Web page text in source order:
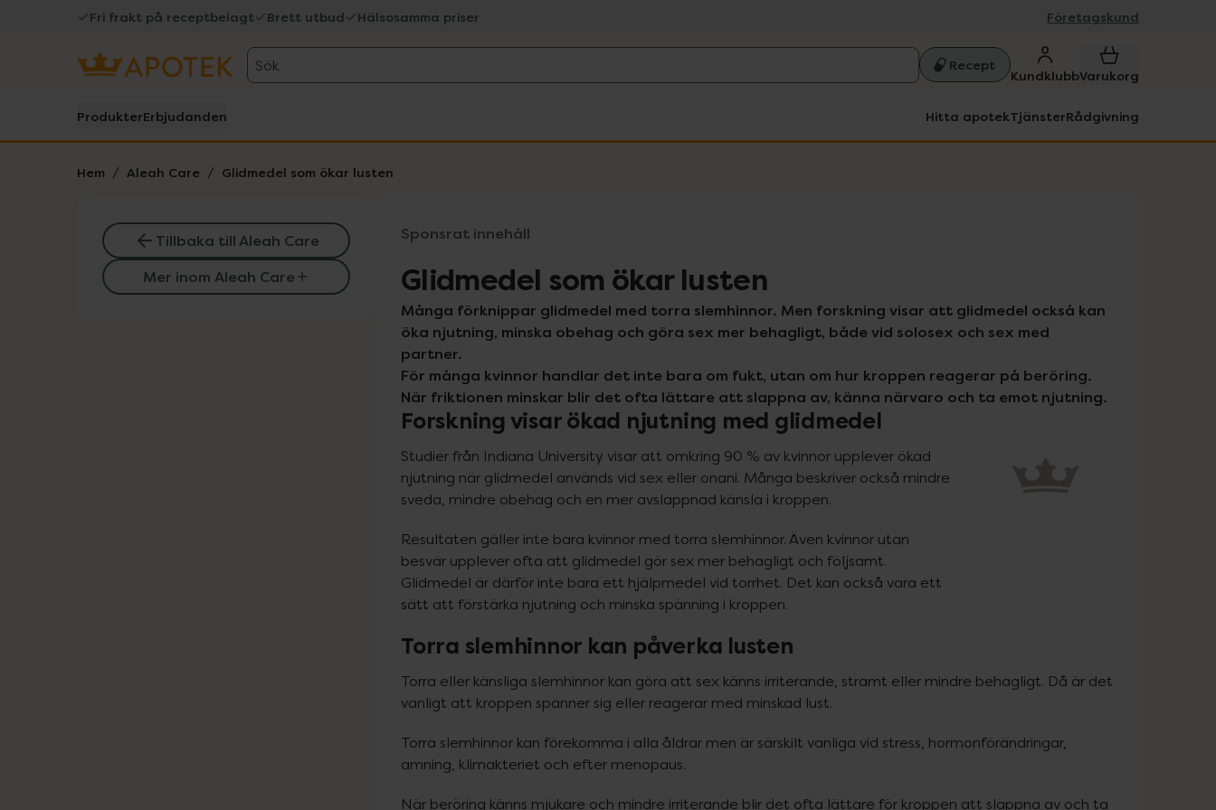
Fri frakt på receptbelagt Brett utbud Hälsosamma priser Företagskund
Sök Recept
KundklubbVarukorg
ProdukterErbjudanden Hitta apotekTjänsterRådgivning
Hem Aleah Care Glidmedel som ökar lusten
Tillbaka till Aleah Care
Mer inom Aleah Care
Sponsrat innehåll
Glidmedel som ökar lusten
Många förknippar glidmedel med torra slemhinnor. Men forskning visar att glidmedel också kan
öka njutning, minska obehag och göra sex mer behagligt, både vid solosex och sex med
partner.
För många kvinnor handlar det inte bara om fukt, utan om hur kroppen reagerar på beröring.
När friktionen minskar blir det ofta lättare att slappna av, känna närvaro och ta emot njutning.
Forskning visar ökad njutning med glidmedel
Studier från Indiana University visar att omkring 90 % av kvinnor upplever ökad
njutning när glidmedel används vid sex eller onani. Många beskriver också mindre
sveda, mindre obehag och en mer avslappnad känsla i kroppen.
Resultaten gäller inte bara kvinnor med torra slemhinnor. Även kvinnor utan
besvär upplever ofta att glidmedel gör sex mer behagligt och följsamt.
Glidmedel är därför inte bara ett hjälpmedel vid torrhet. Det kan också vara ett
sätt att förstärka njutning och minska spänning i kroppen.
Torra slemhinnor kan påverka lusten
Torra eller känsliga slemhinnor kan göra att sex känns irriterande, stramt eller mindre behagligt. Då är det
vanligt att kroppen spänner sig eller reagerar med minskad lust.
Torra slemhinnor kan förekomma i alla åldrar men är särskilt vanliga vid stress, hormonförändringar,
amning, klimakteriet och efter menopaus.
När beröring känns mjukare och mindre irriterande blir det ofta lättare för kroppen att slappna av och ta